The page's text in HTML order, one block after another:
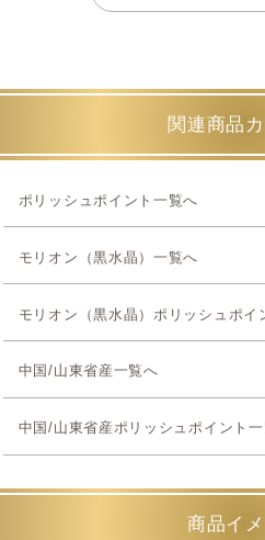
関連商品
ポリッシュポイント一覧へ
モリオン（黒水晶）一覧へ
モリオン（黒水晶）ポリッシュポイ
中国/山東省産一覧へ
中国/山東省産ポリッシュポイント
商品イ